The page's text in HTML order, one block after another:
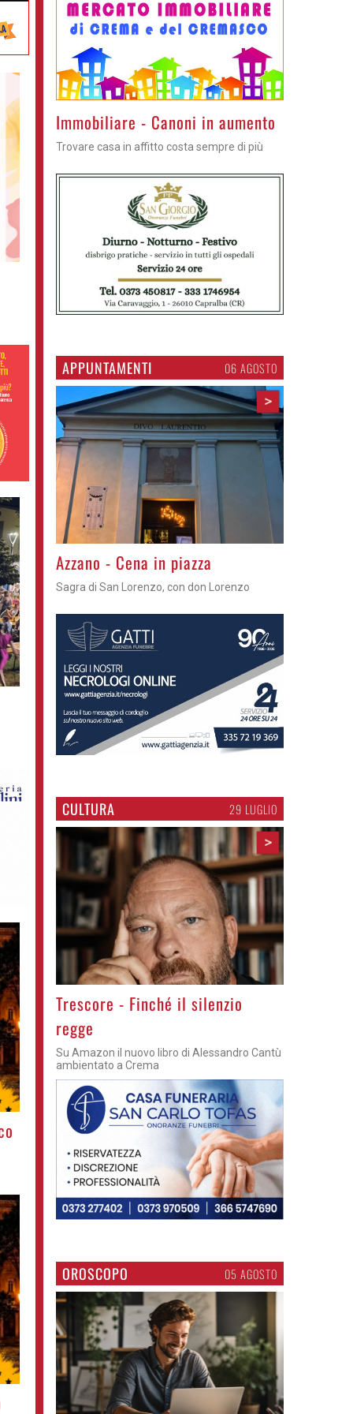
Immobiliare - Canoni in aumento
Trovare casa in affitto costa sempre di più
APPUNTAMENTI 06 AGOSTO
>
Gli appuntamenti fino a sabato
Cosa fare questi giorni nel Cremasco
CULTURA 29 LUGLIO
>
Trescore - Finché il silenzio
regge
Su Amazon il nuovo libro di Alessandro Cantù
ambientato a Crema
OROSCOPO 05 AGOSTO